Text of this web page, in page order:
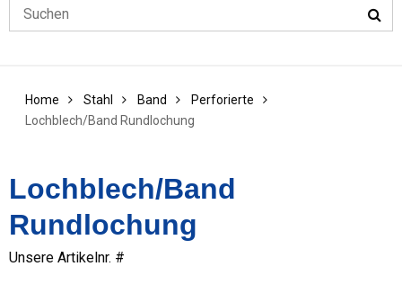
Home Stahl Band
Perforierte
Lochblech/Band Rundlochung
Lochblech/Band
Rundlochung
Unsere Artikelnr. #